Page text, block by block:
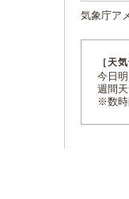
気象庁ア
［天
今日
週間
※数時